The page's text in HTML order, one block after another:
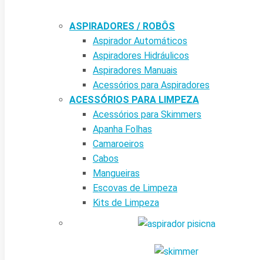
ASPIRADORES / ROBÔS
Aspirador Automáticos
Aspiradores Hidráulicos
Aspiradores Manuais
Acessórios para Aspiradores
ACESSÓRIOS PARA LIMPEZA
Acessórios para Skimmers
Apanha Folhas
Camaroeiros
Cabos
Mangueiras
Escovas de Limpeza
Kits de Limpeza